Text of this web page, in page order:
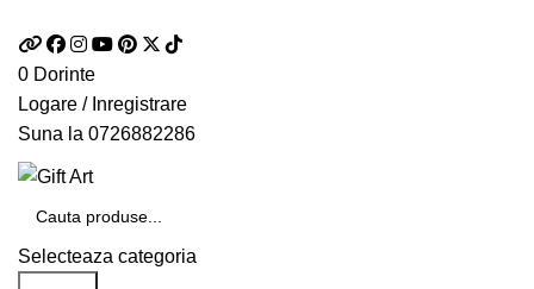
0 Dorinte
Logare / Inregistrare
Suna la 0726882286
Selecteaza categoria